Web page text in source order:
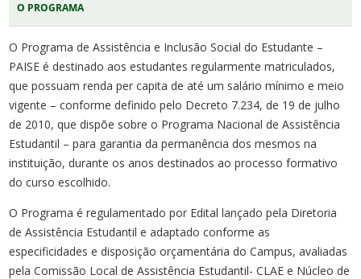
O PROGRAMA
O Programa de Assistência e Inclusão Social do Estudante –
PAISE é destinado aos estudantes regularmente matriculados,
que possuam renda per capita de até um salário mínimo e meio
vigente – conforme definido pelo Decreto 7.234, de 19 de julho
de 2010, que dispõe sobre o Programa Nacional de Assistência
Estudantil – para garantia da permanência dos mesmos na
instituição, durante os anos destinados ao processo formativo
do curso escolhido.
O Programa é regulamentado por Edital lançado pela Diretoria
de Assistência Estudantil e adaptado conforme as
especificidades e disposição orçamentária do Campus, avaliadas
pela Comissão Local de Assistência Estudantil- CLAE e Núcleo de